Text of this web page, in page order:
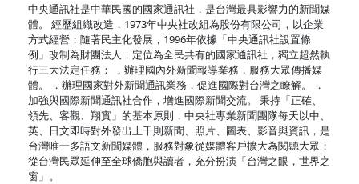
中央通訊社是中華民國的國家通訊社，是台灣最具影響力的新聞媒
體。 經歷組織改造，1973年中央社改組為股份有限公司，以企業
方式經營；隨著民主化發展，1996年依據「中央通訊社設置條
例」改制為財團法人，定位為全民共有的國家通訊社，獨立超然執
行三大法定任務： ．辦理國內外新聞報導業務，服務大眾傳播媒
體。 ．辦理國家對外新聞通訊業務，促進國際對台灣之瞭解。 ．
加強與國際新聞通訊社合作，增進國際新聞交流。 秉持「正確、
領先、客觀、翔實」的基本原則，中央社專業新聞團隊每天以中、
英、日文即時對外發出上千則新聞、照片、圖表、影音與資訊，是
台灣唯一多語文新聞媒體，服務對象從媒體客戶擴大為閱聽大眾；
從台灣民眾延伸至全球僑胞與讀者，充分扮演「台灣之眼，世界之
窗」。